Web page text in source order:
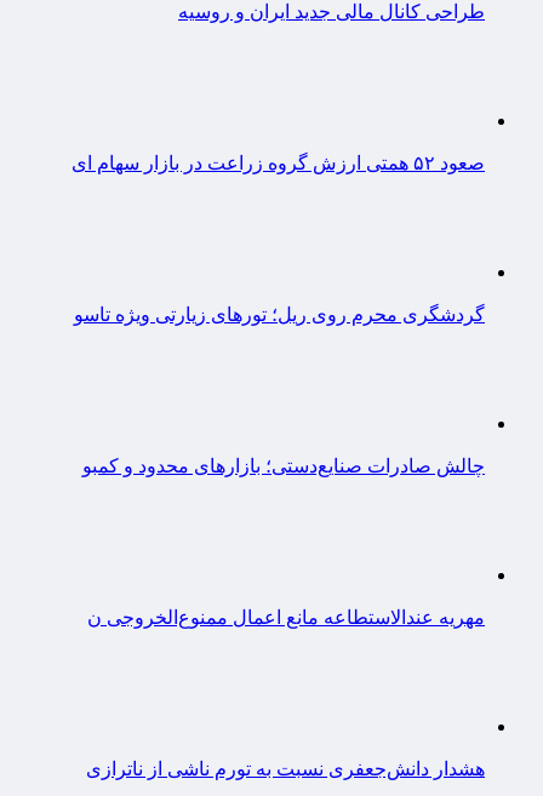
طراحی کانال مالی جدید ایران و روسیه
صعود ۵۲ همتی ارزش گروه زراعت در بازار سهام ای
گردشگری محرم روی ریل؛ تورهای زیارتی ویژه تاسو
چالش صادرات صنایع‌دستی؛ بازارهای محدود و کمبو
مهریه عندالاستطاعه مانع اعمال ممنوع‌الخروجی ن
هشدار دانش‌جعفری نسبت به تورم ناشی از ناترازی